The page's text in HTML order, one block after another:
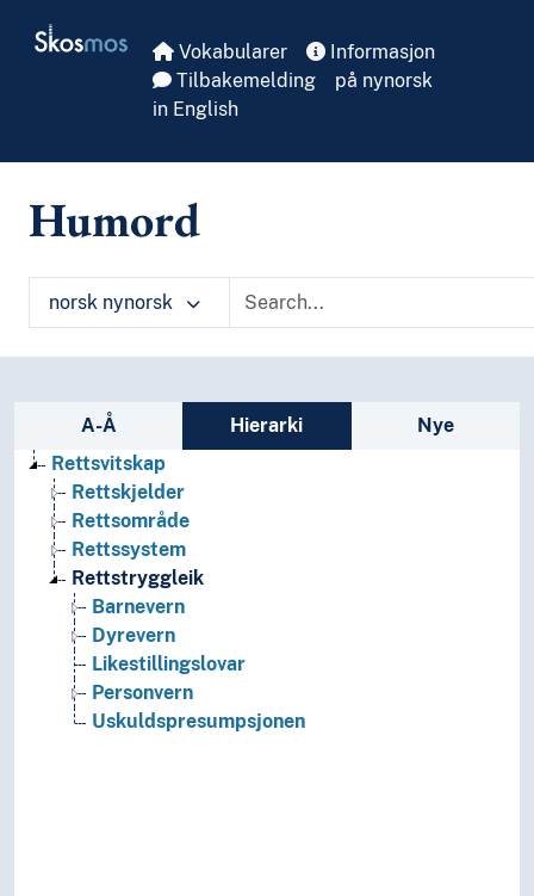
Skosmos Vokabularer
Informasjon
Tilbakemelding
på nynorsk
in English
Humord
norsk nynorsk
Sidefelt: navigér i vokabularet på ulike
A-Å Hierarki
Nye
Rettsvitskap
Rettskjelder
Rettsområde
Rettssystem
Rettstryggleik
Barnevern
Dyrevern
Likestillingslovar
Personvern
Uskuldspresumpsjonen